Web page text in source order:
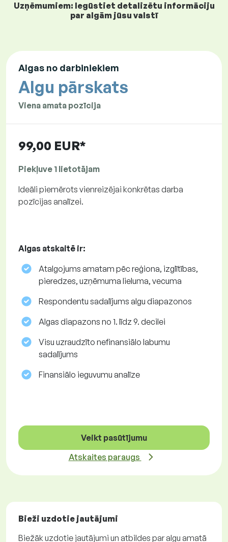
Uzņēmumiem: Iegūstiet detalizētu informāciju
par algām jūsu valstī
Algas no darbiniekiem
Algu pārskats
Viena amata pozīcija
99,00 EUR*
Piekļuve 1 lietotājam
Ideāli piemērots vienreizējai konkrētas darba
pozīcijas analīzei.
Algas atskaitē ir:
Atalgojums amatam pēc reģiona, izglītības,
pieredzes, uzņēmuma lieluma, vecuma
Respondentu sadalījums algu diapazonos
Algas diapazons no 1. līdz 9. decilei
Visu uzraudzīto nefinansiālo labumu
sadalījums
Finansiālo ieguvumu analīze
Veikt pasūtījumu
Atskaites paraugs
Bieži uzdotie jautājumi
Biežāk uzdotie jautājumi un atbildes par algu amatā